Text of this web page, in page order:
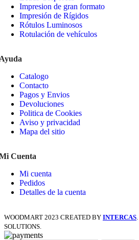
Impresion de gran formato
Impresión de Rígidos
Rótulos Luminosos
Rotulación de vehículos
Catalogo
Contacto
Pagos y Envios
Devoluciones
Politica de Cookies
Aviso y privacidad
Mapa del sitio
Cuenta
Mi cuenta
Pedidos
Detalles de la cuenta
WOODMART 2023 CREATED BY INTERCAS
SOLUTIONS.